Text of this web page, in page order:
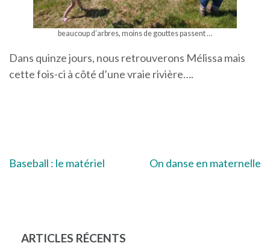
beaucoup d’arbres, moins de gouttes passent …
Dans quinze jours, nous retrouverons Mélissa mais
cette fois-ci à côté d’une vraie rivière….
Navigation
Baseball : le matériel On danse en maternelle
ARTICLES RÉCENTS